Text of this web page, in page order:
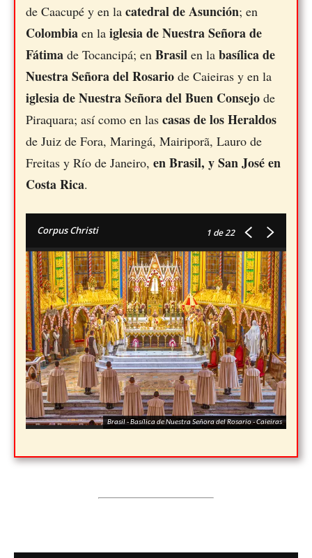
de Caacupé y en la catedral de Asunción; en
Colombia en la iglesia de Nuestra Señora de
Fátima de Tocancipá; en Brasil en la basílica de
Nuestra Señora del Rosario de Caieiras y en la
iglesia de Nuestra Señora del Buen Consejo de
Piraquara; así como en las casas de los Heraldos
de Juiz de Fora, Maringá, Mairiporã, Lauro de
Freitas y Río de Janeiro, en Brasil, y San José en
Costa Rica.
Corpus Christi 1 de 22
Brasil - Basílica de Nuestra Señora del Rosario - Caieiras